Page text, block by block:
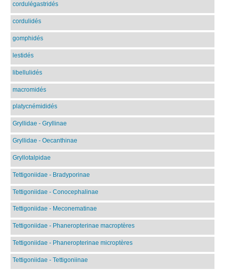
cordulégastridés
cordulidés
gomphidés
lestidés
libellulidés
macromidés
platycnémididés
Gryllidae - Gryllinae
Gryllidae - Oecanthinae
Gryllotalpidae
Tettigoniidae - Bradyporinae
Tettigoniidae - Conocephalinae
Tettigoniidae - Meconematinae
Tettigoniidae - Phaneropterinae macroptères
Tettigoniidae - Phaneropterinae microptères
Tettigoniidae - Tettigoniinae